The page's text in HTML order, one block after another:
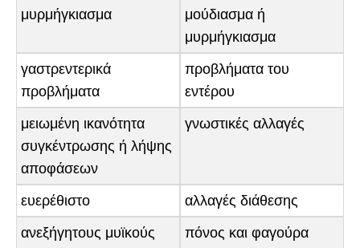
μυρμήγκιασμα
μούδιασμα ή
μυρμήγκιασμα
γαστρεντερικά
προβλήματα
προβλήματα του
εντέρου
μειωμένη ικανότητα
συγκέντρωσης ή λήψης
αποφάσεων
γνωστικές αλλαγές
ευερέθιστο
αλλαγές διάθεσης
ανεξήγητους μυϊκούς
πόνος και φαγούρα